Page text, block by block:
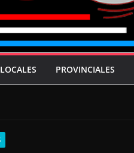
LOCALES PROVINCIALES